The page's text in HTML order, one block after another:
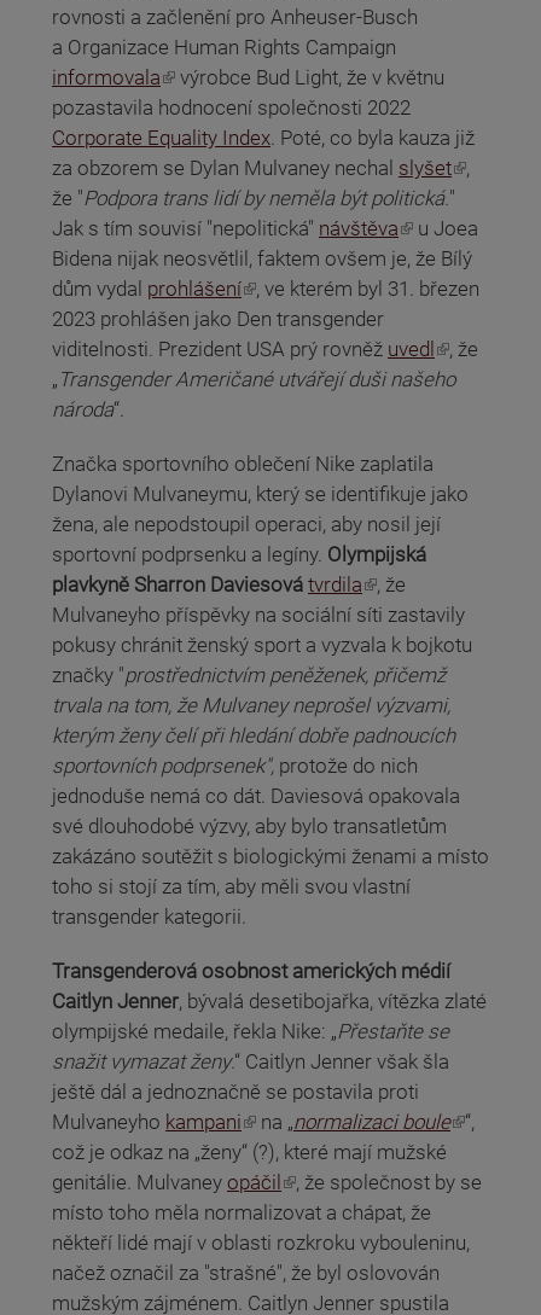
rovnosti a začlenění pro Anheuser-Busch
a Organizace Human Rights Campaign
informovala
(odkaz je externí)
výrobce Bud Light, že v květnu
pozastavila hodnocení společnosti 2022
Corporate Equality Index . Poté, co byla kauza již
za obzorem se Dylan Mulvaney nechal slyšet
(odkaz je externí)
,
že "Podpora trans lidí by neměla být politická. "
Jak s tím souvisí "nepolitická" návštěva
(odkaz je externí)
u Joea
Bidena nijak neosvětlil, faktem ovšem je, že Bílý
dům vydal prohlášení
(odkaz je externí)
, ve kterém byl 31. březen
2023 prohlášen jako Den transgender
viditelnosti. Prezident USA prý rovněž uvedl
(odkaz je externí)
, že
„ Transgender Američané utvářejí duši našeho
národa“.
Značka sportovního oblečení Nike zaplatila
Dylanovi Mulvaneymu, který se identifikuje jako
žena, ale nepodstoupil operaci, aby nosil její
sportovní podprsenku a legíny. Olympijská
plavkyně Sharron Daviesová tvrdila
(odkaz je externí)
, že
Mulvaneyho příspěvky na sociální síti zastavily
pokusy chránit ženský sport a vyzvala k bojkotu
značky "prostřednictvím peněženek, přičemž
trvala na tom, že Mulvaney neprošel výzvami,
kterým ženy čelí při hledání dobře padnoucích
sportovních podprsenek", protože do nich
jednoduše nemá co dát. Daviesová opakovala
své dlouhodobé výzvy, aby bylo transatletům
zakázáno soutěžit s biologickými ženami a místo
toho si stojí za tím, aby měli svou vlastní
transgender kategorii.
Transgenderová osobnost amerických médií
Caitlyn Jenner, bývalá desetibojařka, vítězka zlaté
olympijské medaile, řekla Nike: „Přestaňte se
snažit vymazat ženy.“ Caitlyn Jenner však šla
ještě dál a jednoznačně se postavila proti
Mulvaneyho kampani
(odkaz je externí) na „normalizaci boule
(odkaz je externí)
“,
což je odkaz na „ženy“ (?), které mají mužské
genitálie. Mulvaney opáčil
(odkaz je externí)
, že společnost by se
místo toho měla normalizovat a chápat, že
někteří lidé mají v oblasti rozkroku vybouleninu,
načež označil za "strašné", že byl oslovován
mužským zájménem. Caitlyn Jenner spustila